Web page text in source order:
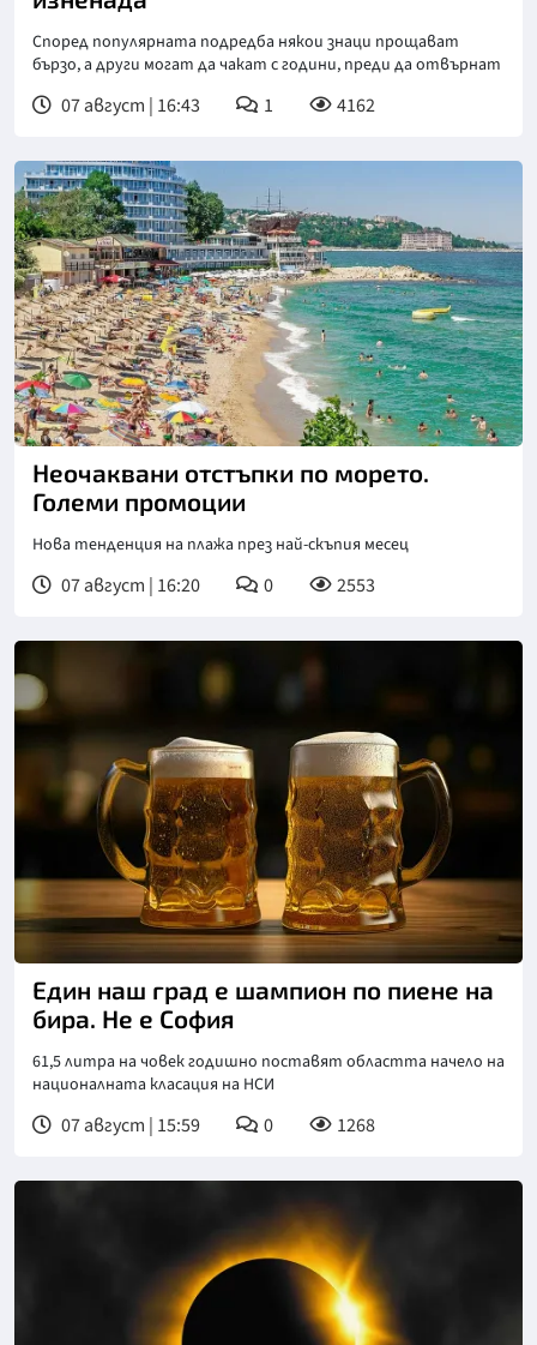
Според популярната подредба някои знаци прощават
бързо, а други могат да чакат с години, преди да отвърнат
07 август | 16:43 1 4162
Неочаквани отстъпки по морето.
Големи промоции
Нова тенденция на плажа през най-скъпия месец
07 август | 16:20 0 2553
Снимка: goggle
Един наш град е шампион по пиене на
бира. Не е София
61,5 литра на човек годишно поставят областта начело на
националната класация на НСИ
07 август | 15:59 0 1268